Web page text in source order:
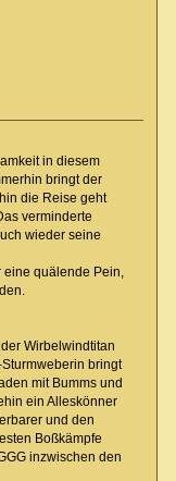
in diesem
bringt der
die Reise geht
verminderte
wieder seine
eine quälende Pein,
Wirbelwindtitan
bringt
mit Bumms und
ein Alleskönner
und den
Boßkämpfe
inzwischen den